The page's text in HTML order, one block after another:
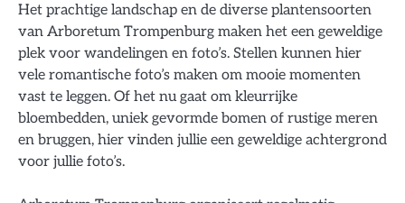
Het prachtige landschap en de diverse plantensoorten
van Arboretum Trompenburg maken het een geweldige
plek voor wandelingen en foto’s. Stellen kunnen hier
vele romantische foto’s maken om mooie momenten
vast te leggen. Of het nu gaat om kleurrijke
bloembedden, uniek gevormde bomen of rustige meren
en bruggen, hier vinden jullie een geweldige achtergrond
voor jullie foto’s.